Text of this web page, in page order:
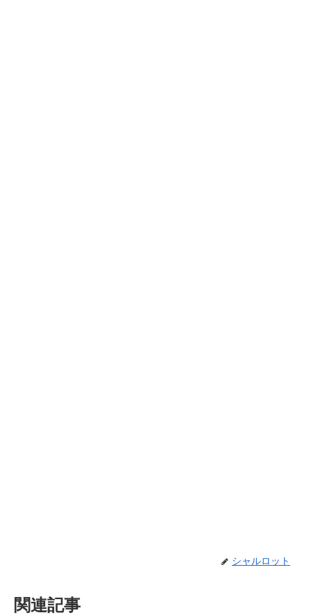
シャルロット
関連記事